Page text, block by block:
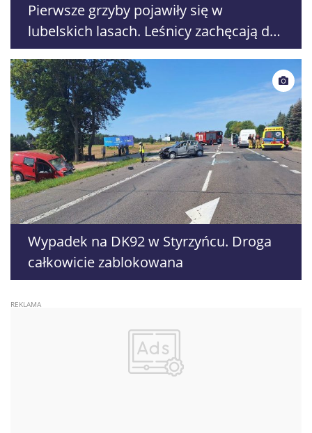
Pierwsze grzyby pojawiły się w
lubelskich lasach. Leśnicy zachęcają do
wypraw, ale przypominają o
bezpieczeństwie
Wypadek na DK92 w Styrzyńcu. Droga
całkowicie zablokowana